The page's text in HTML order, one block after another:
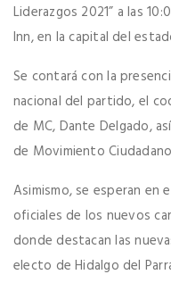
Liderazgos 2021” a las
Inn, en la capital del
Se contará con la
nacional del partido, el
de MC, Dante Delgado,
de Movimiento
Asimismo, se esperan en
oficiales de los nuevos
donde destacan las
electo de Hidalgo del